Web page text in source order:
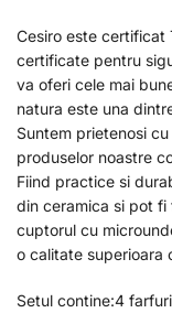
Cesiro este certificat
certificate pentru
va oferi cele mai
natura este una
Suntem prietenosi
produselor noastre
Fiind practice si
din ceramica si pot fi
cuptorul cu
o calitate superioara
Setul contine:4